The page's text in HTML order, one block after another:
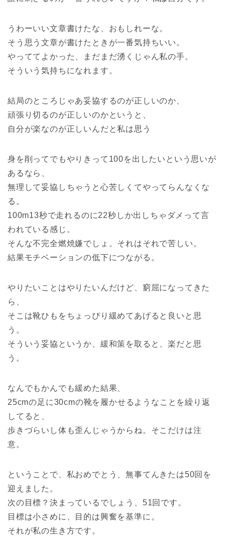
うわーいい文章書けたな、おもしれーな。
そう思う文章が書けたときが一番気持ちいい。
やっててよかった、まだまだ湧くじゃん私の手。
そういう気持ちになれます。
結局のところじゃあ妥協するのが正しいのか、
頑張り切るのが正しいのかというと、
自分が楽なのが正しいんだと私は思う
身を削ってでもやりきって100を出したいという思いが
あるなら、
無理して妥協しちゃうと心苦しくてやってらんなくな
る。
100m13秒で走れるのに22秒しか出しちゃダメって言
われている感じ。
そんな不完全燃焼嫌でしょ。それはそれで苦しい。
結果モチベーションの低下につながる。
やりたいことはやりたいんだけど、窮屈になってきた
ら、
そこは靴ひもをちょっぴり緩めてあげると良いと思
う。
そういう妥協というか、緩和策を取ると、楽だと思
う。
なんでもかんでも緩めた結果、
25cmの足に30cmの靴を履かせるようなことを繰り返
してると、
歩きづらいし体も歪んじゃうからね。そこだけは注
意。
ということで、私おめでとう、無事てんきたは50回を
迎えました。
次の目標？決まっているでしょう、51回です。
目標は小さめに、目的は興奮を基準に。
それが私の生き方です。